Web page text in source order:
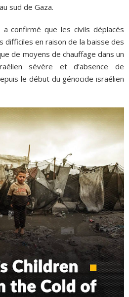
sud de Gaza.
confirmé que les civils déplacés
difficiles en raison de la baisse des
de moyens de chauffage dans un
sévère et d’absence de
le début du génocide israélien